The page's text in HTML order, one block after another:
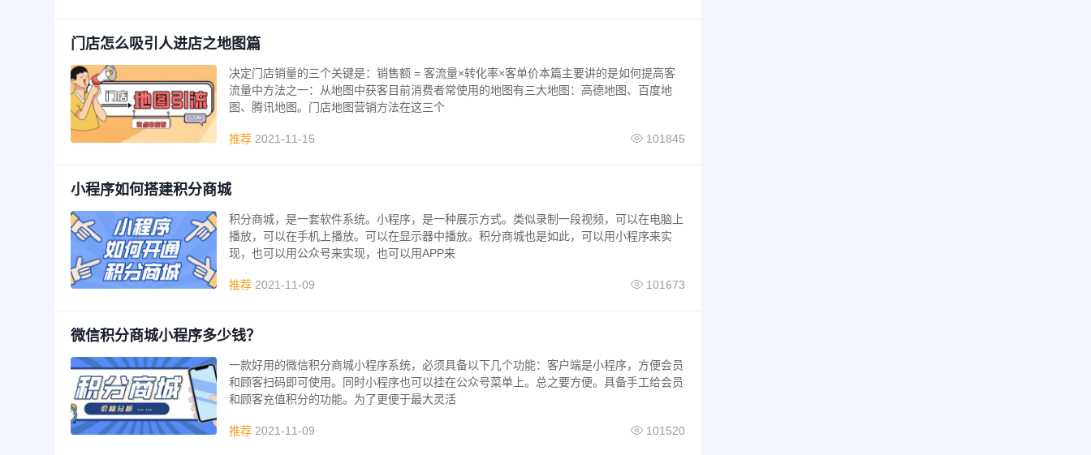
门店怎么吸引人进店之地图篇
决定门店销量的三个关键是：销售额 = 客流量×转化率×客单价本篇主要讲的是如何提高客
流量中方法之一：从地图中获客目前消费者常使用的地图有三大地图：高德地图、百度地
图、腾讯地图。门店地图营销方法在这三个
推荐 2021-11-15 101845
小程序如何搭建积分商城
积分商城，是一套软件系统。小程序，是一种展示方式。类似录制一段视频，可以在电脑上
播放，可以在手机上播放。可以在显示器中播放。积分商城也是如此，可以用小程序来实
现，也可以用公众号来实现，也可以用APP来
推荐 2021-11-09 101673
微信积分商城小程序多少钱？
一款好用的微信积分商城小程序系统，必须具备以下几个功能：客户端是小程序，方便会员
和顾客扫码即可使用。同时小程序也可以挂在公众号菜单上。总之要方便。具备手工给会员
和顾客充值积分的功能。为了更便于最大灵活
推荐 2021-11-09 101520